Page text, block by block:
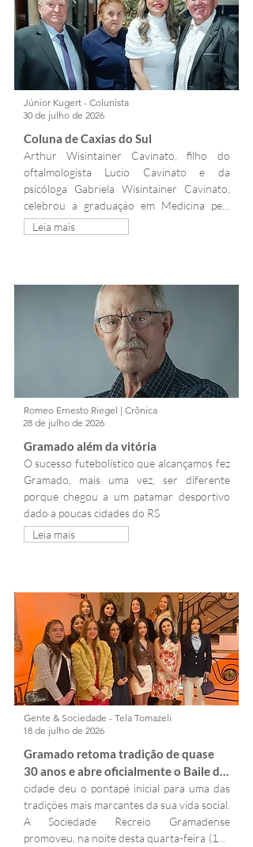
Júnior Kugert - Colunista
30 de julho de 2026
Coluna de Caxias do Sul
Arthur Wisintainer Cavinato, filho do
oftalmologista Lucio Cavinato e da
psicóloga Gabriela Wisintainer Cavinato,
celebrou a graduação em Medicina pela
Universidade de Caxias do Sul
Leia mais
Romeo Ernesto Riegel | Crônica
28 de julho de 2026
Gramado além da vitória
O sucesso futebolístico que alcançamos fez
Gramado, mais uma vez, ser diferente
porque chegou a um patamar desportivo
dado a poucas cidades do RS
Leia mais
Gente & Sociedade - Tela Tomazeli
18 de julho de 2026
Gramado retoma tradição de quase
30 anos e abre oficialmente o Baile de
Debutantes 2026
cidade deu o pontapé inicial para uma das
tradições mais marcantes da sua vida social.
A Sociedade Recreio Gramadense
promoveu, na noite desta quarta-feira (15),